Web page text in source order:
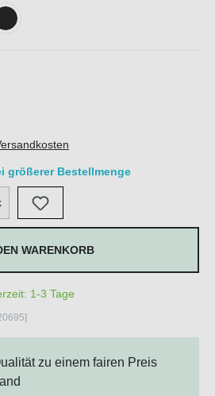
größerer Bestellmenge
gewünschten Wert ein oder
WARENKORB
1-3 Tage
zu einem fairen Preis